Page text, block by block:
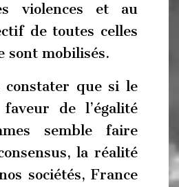
violences et au
de toutes celles
sont mobilisés.
constater que si le
de l’égalité
semble faire
la réalité
sociétés, France